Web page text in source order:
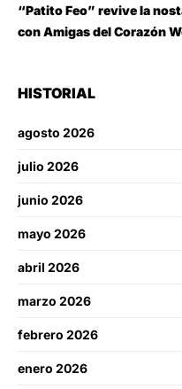
“Patito Feo” revive la
con Amigas del Corazón
HISTORIAL
agosto 2026
julio 2026
junio 2026
mayo 2026
abril 2026
marzo 2026
febrero 2026
enero 2026